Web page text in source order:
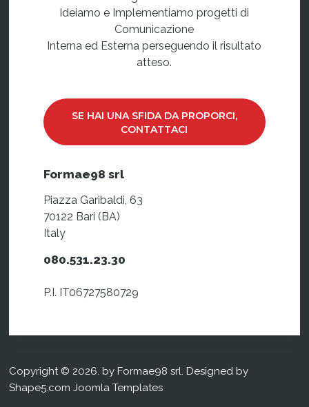
Ideiamo e Implementiamo progetti di
Comunicazione
Interna ed Esterna perseguendo il risultato
atteso.
SE HAI UNA SFIDA DA PROPORCI,
CONTATTACI
Formae98 srl
Piazza Garibaldi, 63
70122 Bari (BA)
Italy
080.531.23.30
P.I. IT06727580729
Copyright © 2026. by Formae98 srl. Designed by
Shape5.comJoomla Templates